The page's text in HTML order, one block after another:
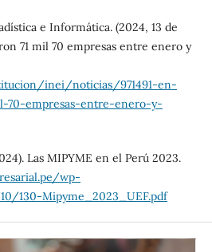
e Informática. (2024, 13 de
71 mil 70 empresas entre enero y
inei/noticias/971491-en-
70-empresas-entre-enero-y-
Las MIPYME en el Perú 2023.
wp-
130-Mipyme_2023_UEF.pdf